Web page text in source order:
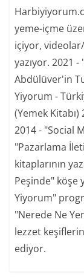
yeme-içme
içiyor,
yazıyor. 2021
Abdülüver'in
Yiyorum -
(Yemek Kitabı)
2014 - "Social
"Pazarlama
kitaplarının
Peşinde" köşe
Yiyorum"
"Nerede Ne
lezzet
ediyor.